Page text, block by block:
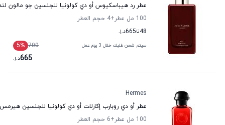
عطر رد هيباسكيوس أو دي كولونيا للجنسين جو مالون
100 مل عطر
+4
حجم العطر
48تا665د.إ.
سيتم شحن طلبك خلال 3 يوم عمل 700
5%
665د.إ.
Hermes
عطر أو دي روبارب إكارلات أو دي كولونيا للجنسين هيرمس
100 مل عطر
+6
حجم العطر